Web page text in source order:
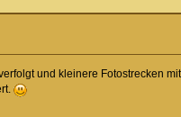
und kleinere Fotostrecken